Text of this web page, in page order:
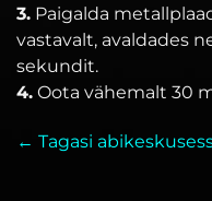
3. Paigalda
vastavalt, avaldades
sekundit.
4. Oota vähemalt 30
← Tagasi